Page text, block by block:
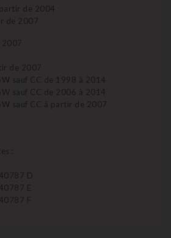
de 2004
de 2007
2007
de 2007
sauf CC de 1998 à 2014
sauf CC de 2006 à 2014
sauf CC à partir de 2007
:
D
E
F